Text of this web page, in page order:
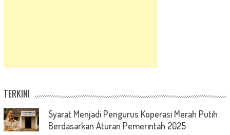
TERKINI
Syarat Menjadi Pengurus Koperasi Merah Putih
Berdasarkan Aturan Pemerintah 2025